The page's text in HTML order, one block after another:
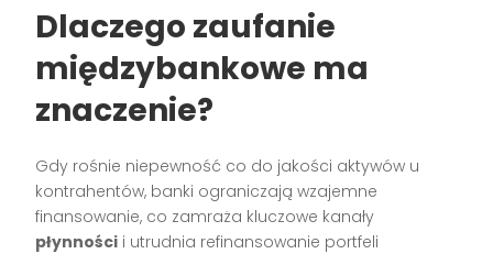
Dlaczego zaufanie
międzybankowe ma
znaczenie?
Gdy rośnie niepewność co do jakości aktywów u
kontrahentów, banki ograniczają wzajemne
finansowanie, co zamraża kluczowe kanały
płynności i utrudnia refinansowanie portfeli